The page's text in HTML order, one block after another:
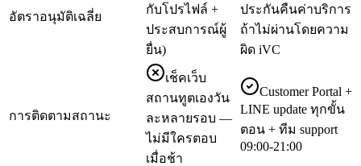
อัตราอนุมัติเฉลี่ย
กับโปรไฟล์ +
ประสบการณ์ผู้
ยื่น)
ประกันคืนค่าบริการ
ถ้าไม่ผ่านโดยความ
ผิด iVC
การติดตามสถานะ
เช็คเว็บ
สถานทูตเองวัน
ละหลายรอบ —
ไม่มีใครตอบ
เมื่อช้า
Customer Portal +
LINE update ทุกขั้น
ตอน + ทีม support
09:00-21:00